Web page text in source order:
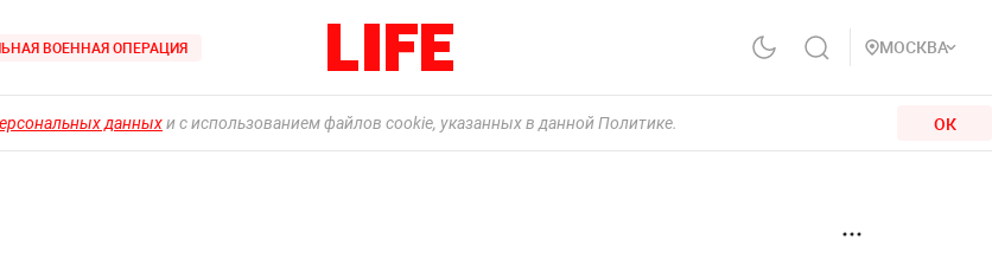
ВОЕННАЯ ОПЕРАЦИЯ МОСКВА
данныхи с использованием файлов cookie, указанных в данной Политике. ОК